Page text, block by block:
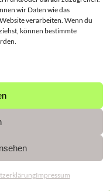
wir Daten wie das
verarbeiten. Wenn du
können bestimmte
Impressum